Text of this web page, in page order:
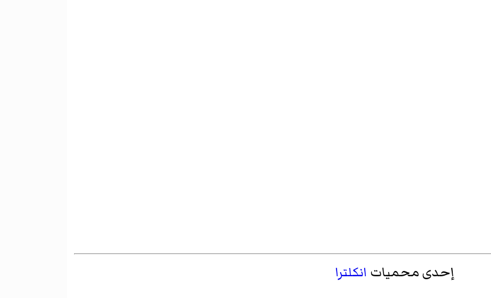
إحدى محميات انكلترا